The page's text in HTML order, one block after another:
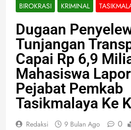
BIROKRASI KRIMINAL
Dugaan
Tunjangan
Capai Rp 6,9
Mahasiswa
Pejabat Pemkab
Tasikmalaya Ke
Redaksi 9 Bulan Ago 0